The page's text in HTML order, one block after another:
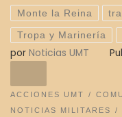
Monte la Reina
Tropa y Marinería
por Noticias UMT
ACCIONES UMT
NOTICIAS MILITARES